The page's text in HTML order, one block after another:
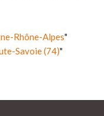
Rhône-Alpes"
Savoie (74)"